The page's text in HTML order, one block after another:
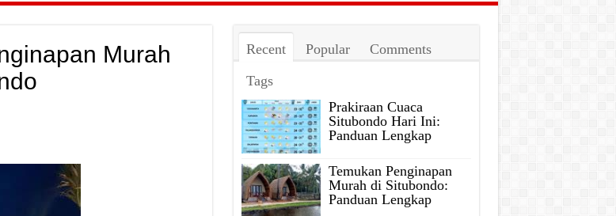
Murah
Recent Popular
Comments
Tags
Prakiraan Cuaca
Situbondo Hari Ini:
Panduan Lengkap
Temukan Penginapan
Murah di Situbondo:
Panduan Lengkap